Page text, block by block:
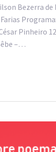
Bezerra de
Pinheiro
–…